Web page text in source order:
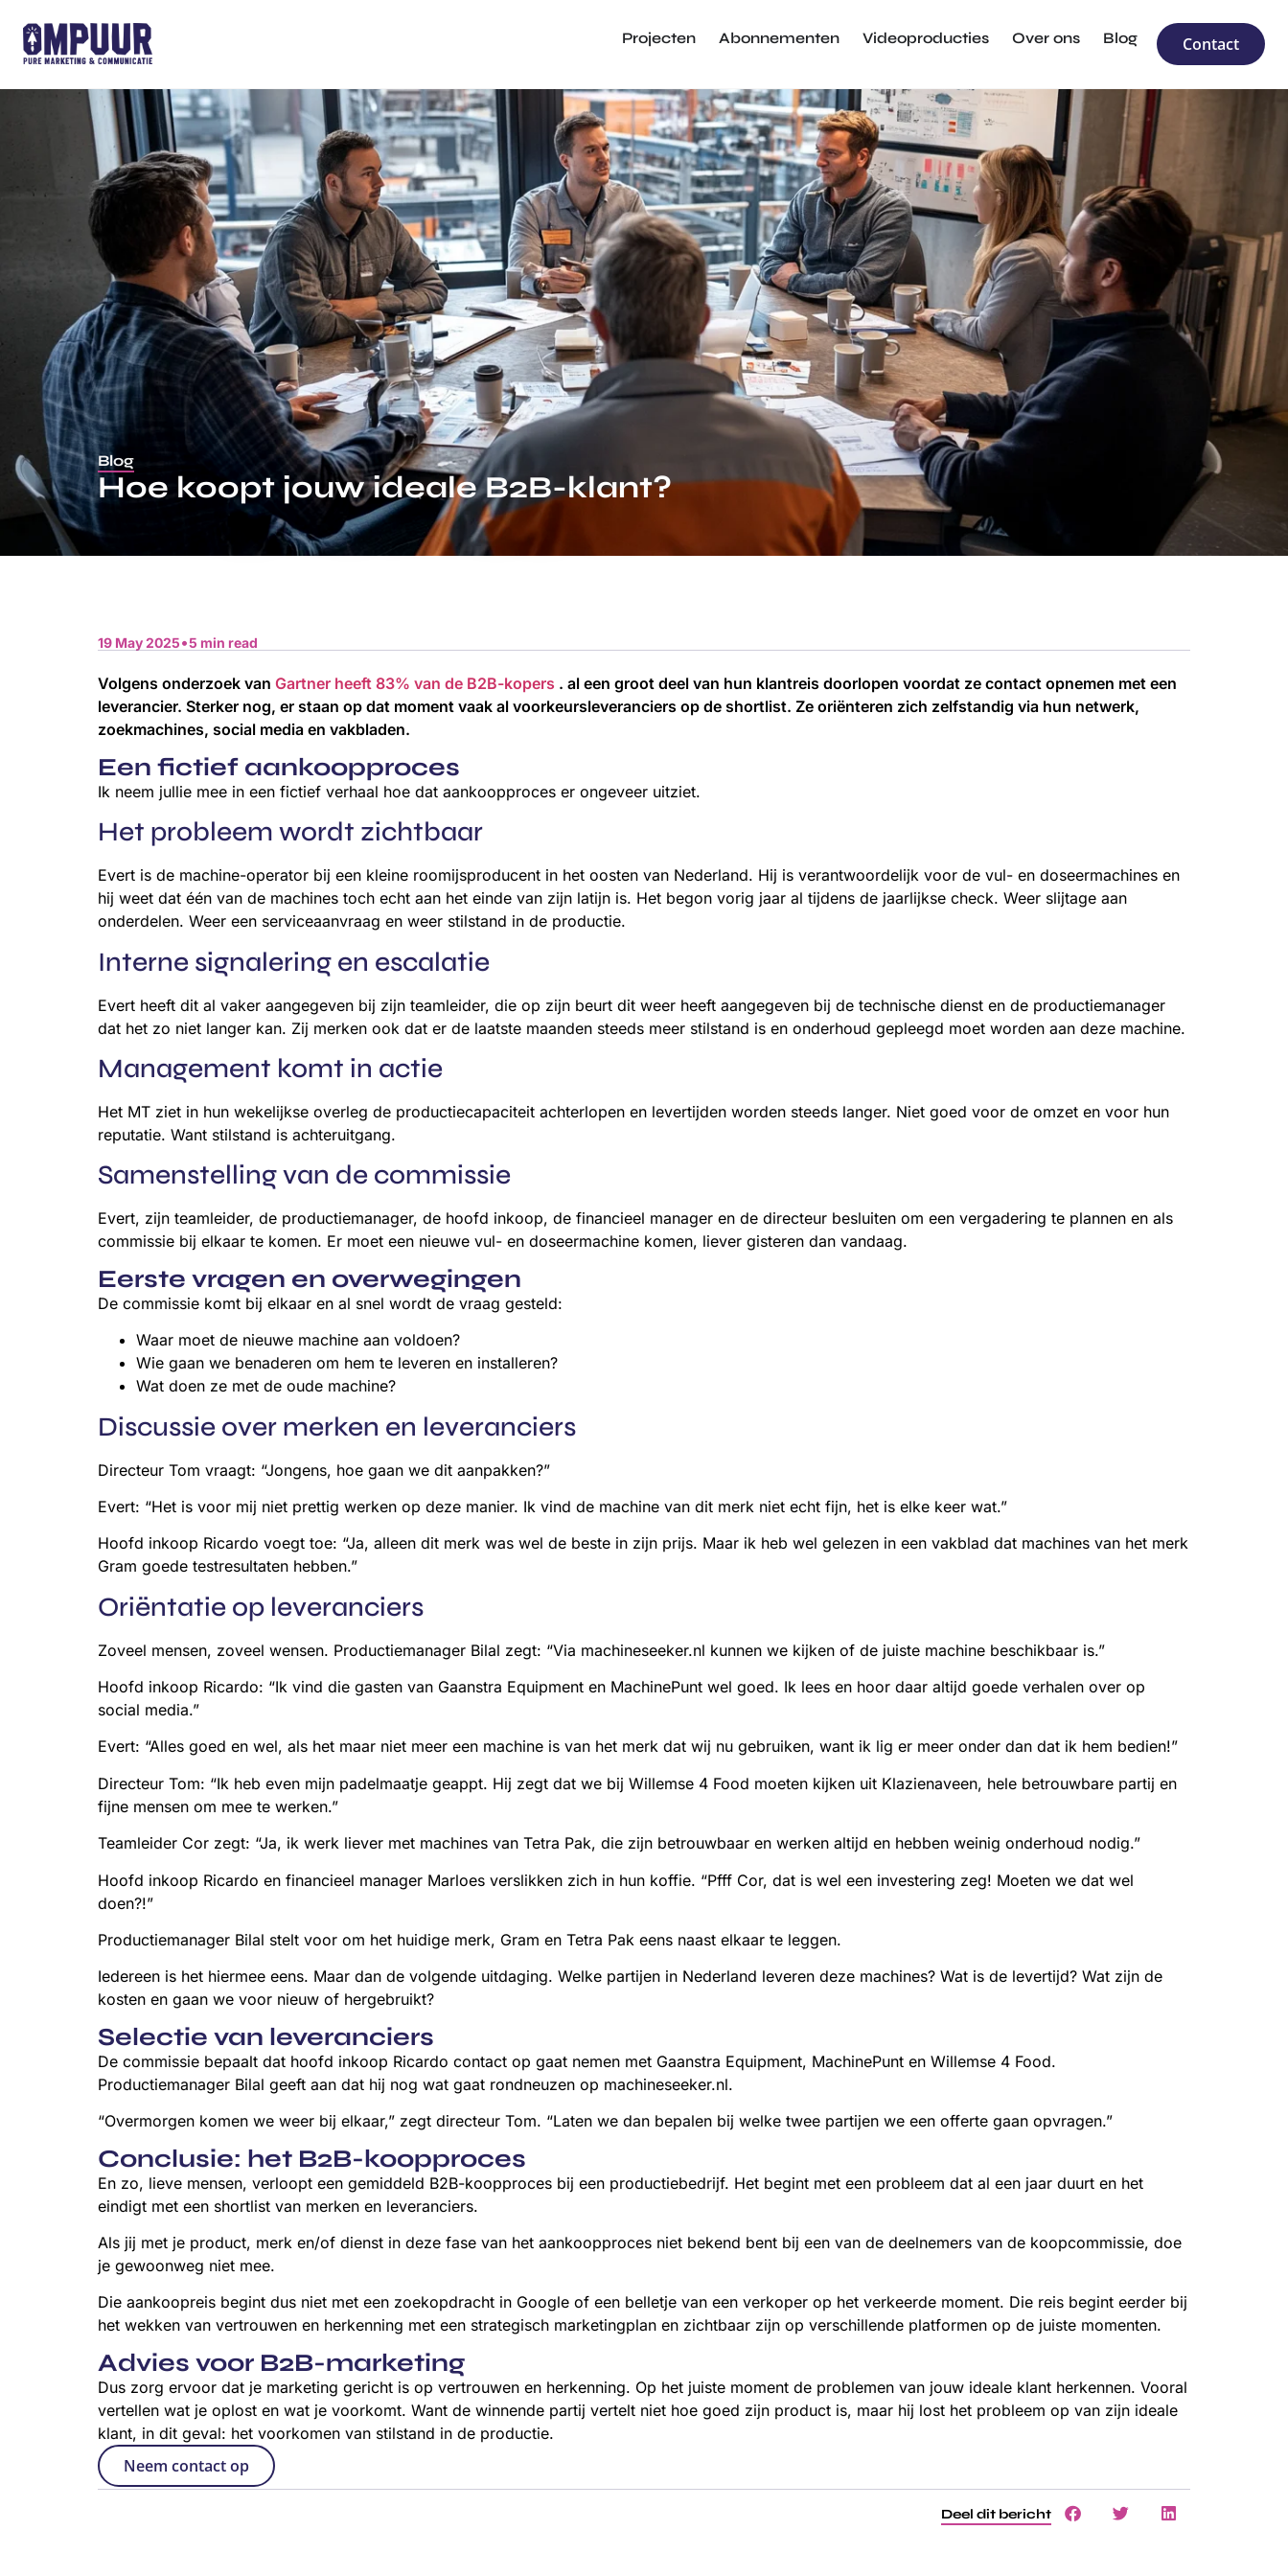
Projecten Abonnementen Videoproducties Over ons Blog Contact
Blog
Hoe koopt jouw ideale B2B-klant?
19 May 2025•5 min read
Volgens onderzoek van Gartner heeft 83% van de B2B-kopers . al een groot deel van hun klantreis doorlopen voordat ze contact opnemen met een
leverancier. Sterker nog, er staan op dat moment vaak al voorkeursleveranciers op de shortlist. Ze oriënteren zich zelfstandig via hun netwerk,
zoekmachines, social media en vakbladen.
Een fictief aankoopproces
Ik neem jullie mee in een fictief verhaal hoe dat aankoopproces er ongeveer uitziet.
Het probleem wordt zichtbaar
Evert is de machine-operator bij een kleine roomijsproducent in het oosten van Nederland. Hij is verantwoordelijk voor de vul- en doseermachines en
hij weet dat één van de machines toch echt aan het einde van zijn latijn is. Het begon vorig jaar al tijdens de jaarlijkse check. Weer slijtage aan
onderdelen. Weer een serviceaanvraag en weer stilstand in de productie.
Interne signalering en escalatie
Evert heeft dit al vaker aangegeven bij zijn teamleider, die op zijn beurt dit weer heeft aangegeven bij de technische dienst en de productiemanager
dat het zo niet langer kan. Zij merken ook dat er de laatste maanden steeds meer stilstand is en onderhoud gepleegd moet worden aan deze machine.
Management komt in actie
Het MT ziet in hun wekelijkse overleg de productiecapaciteit achterlopen en levertijden worden steeds langer. Niet goed voor de omzet en voor hun
reputatie. Want stilstand is achteruitgang.
Samenstelling van de commissie
Evert, zijn teamleider, de productiemanager, de hoofd inkoop, de financieel manager en de directeur besluiten om een vergadering te plannen en als
commissie bij elkaar te komen. Er moet een nieuwe vul- en doseermachine komen, liever gisteren dan vandaag.
Eerste vragen en overwegingen
De commissie komt bij elkaar en al snel wordt de vraag gesteld:
Waar moet de nieuwe machine aan voldoen?
Wie gaan we benaderen om hem te leveren en installeren?
Wat doen ze met de oude machine?
Discussie over merken en leveranciers
Directeur Tom vraagt: “Jongens, hoe gaan we dit aanpakken?”
Evert: “Het is voor mij niet prettig werken op deze manier. Ik vind de machine van dit merk niet echt fijn, het is elke keer wat.”
Hoofd inkoop Ricardo voegt toe: “Ja, alleen dit merk was wel de beste in zijn prijs. Maar ik heb wel gelezen in een vakblad dat machines van het merk
Gram goede testresultaten hebben.”
Oriëntatie op leveranciers
Zoveel mensen, zoveel wensen. Productiemanager Bilal zegt: “Via machineseeker.nl kunnen we kijken of de juiste machine beschikbaar is.”
Hoofd inkoop Ricardo: “Ik vind die gasten van Gaanstra Equipment en MachinePunt wel goed. Ik lees en hoor daar altijd goede verhalen over op
social media.”
Evert: “Alles goed en wel, als het maar niet meer een machine is van het merk dat wij nu gebruiken, want ik lig er meer onder dan dat ik hem bedien!”
Directeur Tom: “Ik heb even mijn padelmaatje geappt. Hij zegt dat we bij Willemse 4 Food moeten kijken uit Klazienaveen, hele betrouwbare partij en
fijne mensen om mee te werken.”
Teamleider Cor zegt: “Ja, ik werk liever met machines van Tetra Pak, die zijn betrouwbaar en werken altijd en hebben weinig onderhoud nodig.”
Hoofd inkoop Ricardo en financieel manager Marloes verslikken zich in hun koffie. “Pfff Cor, dat is wel een investering zeg! Moeten we dat wel
doen?!”
Productiemanager Bilal stelt voor om het huidige merk, Gram en Tetra Pak eens naast elkaar te leggen.
Iedereen is het hiermee eens. Maar dan de volgende uitdaging. Welke partijen in Nederland leveren deze machines? Wat is de levertijd? Wat zijn de
kosten en gaan we voor nieuw of hergebruikt?
Selectie van leveranciers
De commissie bepaalt dat hoofd inkoop Ricardo contact op gaat nemen met Gaanstra Equipment, MachinePunt en Willemse 4 Food.
Productiemanager Bilal geeft aan dat hij nog wat gaat rondneuzen op machineseeker.nl.
“Overmorgen komen we weer bij elkaar,” zegt directeur Tom. “Laten we dan bepalen bij welke twee partijen we een offerte gaan opvragen.”
Conclusie: het B2B-koopproces
En zo, lieve mensen, verloopt een gemiddeld B2B-koopproces bij een productiebedrijf. Het begint met een probleem dat al een jaar duurt en het
eindigt met een shortlist van merken en leveranciers.
Als jij met je product, merk en/of dienst in deze fase van het aankoopproces niet bekend bent bij een van de deelnemers van de koopcommissie, doe
je gewoonweg niet mee.
Die aankoopreis begint dus niet met een zoekopdracht in Google of een belletje van een verkoper op het verkeerde moment. Die reis begint eerder bij
het wekken van vertrouwen en herkenning met een strategisch marketingplan en zichtbaar zijn op verschillende platformen op de juiste momenten.
Advies voor B2B-marketing
Dus zorg ervoor dat je marketing gericht is op vertrouwen en herkenning. Op het juiste moment de problemen van jouw ideale klant herkennen. Vooral
vertellen wat je oplost en wat je voorkomt. Want de winnende partij vertelt niet hoe goed zijn product is, maar hij lost het probleem op van zijn ideale
klant, in dit geval: het voorkomen van stilstand in de productie.
Neem contact op
Deel dit bericht